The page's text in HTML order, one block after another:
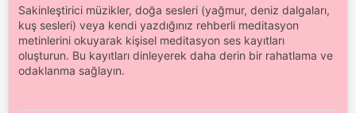
Sakinleştirici müzikler, doğa sesleri (yağmur, deniz dalgaları,
kuş sesleri) veya kendi yazdığınız rehberli meditasyon
metinlerini okuyarak kişisel meditasyon ses kayıtları
oluşturun. Bu kayıtları dinleyerek daha derin bir rahatlama ve
odaklanma sağlayın.